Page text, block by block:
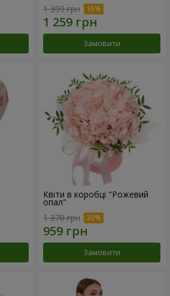
1 399 грн
Замовити
Квіти в коробці "Рожевий
опал"
1 370 грн
Замовити